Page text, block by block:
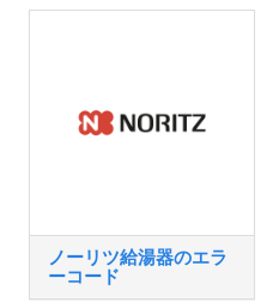
ノーリツ給湯器のエラ
ーコード